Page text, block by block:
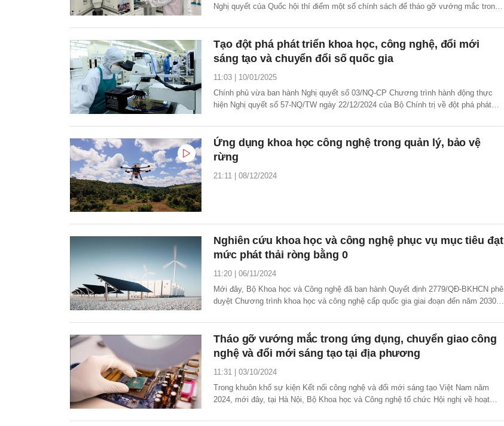
Nghị quyết của Quốc hội thí điểm một số chính sách để tháo gỡ vướng mắc trong
Tạo đột phá phát triển khoa học, công nghệ, đổi mới
sáng tạo và chuyển đổi số quốc gia
11:03 | 10/01/2025
Chính phủ vừa ban hành Nghị quyết số 03/NQ-CP Chương trình hành động thực
hiện Nghị quyết số 57-NQ/TW ngày 22/12/2024 của Bộ Chính trị về đột phá phát
Ứng dụng khoa học công nghệ trong quản lý, bảo vệ
rừng
21:11 | 08/12/2024
Nghiên cứu khoa học và công nghệ phục vụ mục tiêu đạt
mức phát thải ròng bằng 0
11:20 | 06/11/2024
Mới đây, Bộ Khoa học và Công nghệ đã ban hành Quyết định 2779/QĐ-BKHCN phê
duyệt Chương trình khoa học và công nghệ cấp quốc gia giai đoạn đến năm 2030
0 tại Việt Nam”.
Tháo gỡ vướng mắc trong ứng dụng, chuyển giao công
nghệ và đổi mới sáng tạo tại địa phương
11:31 | 03/10/2024
Trong khuôn khổ sự kiện Kết nối công nghệ và đổi mới sáng tạo Việt Nam năm
2024, mới đây, tại Hà Nội, Bộ Khoa học và Công nghệ tổ chức Hội nghị về hoạt